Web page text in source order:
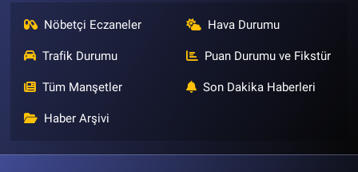
Nöbetçi Eczaneler Hava Durumu
Trafik Durumu Puan Durumu ve Fikstür
Tüm Manşetler Son Dakika Haberleri
Haber Arşivi